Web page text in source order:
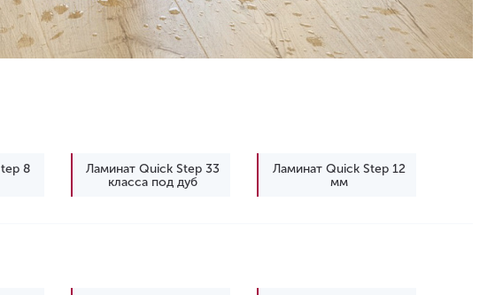
8
Ламинат Quick Step 33
класса под дуб
Ламинат Quick Step 12
мм
9